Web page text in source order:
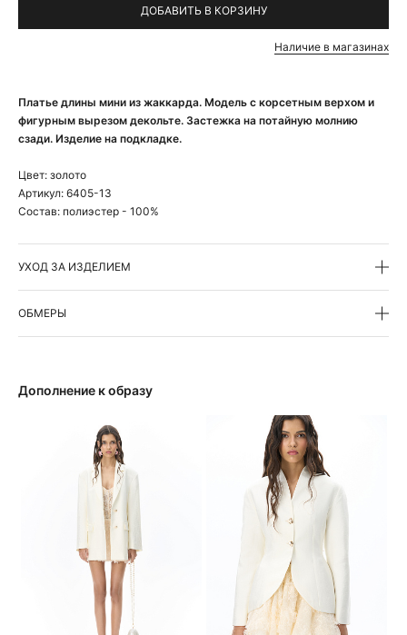
Платье длины мини из жаккарда. Модель с корсетным верхом и
фигурным вырезом декольте. Застежка на потайную молнию
сзади. Изделие на подкладке.
Цвет: золото
Артикул: 6405-13
Состав: полиэстер - 100%
УХОД ЗА ИЗДЕЛИЕМ
ОБМЕРЫ
ДОБАВИТЬ В КОРЗИНУ
Наличие в магазинах
Дополнение к образу